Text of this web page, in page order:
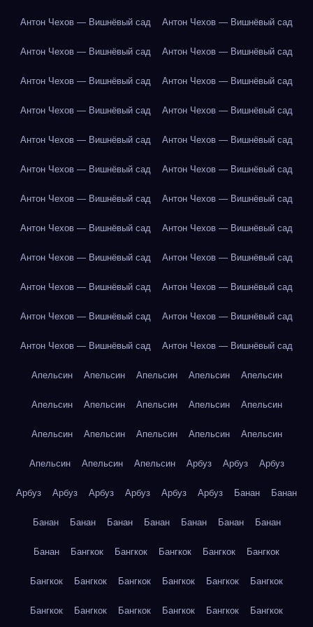
Антон Чехов — Вишнёвый сад Антон Чехов — Вишнёвый сад
Антон Чехов — Вишнёвый сад Антон Чехов — Вишнёвый сад
Антон Чехов — Вишнёвый сад Антон Чехов — Вишнёвый сад
Антон Чехов — Вишнёвый сад Антон Чехов — Вишнёвый сад
Антон Чехов — Вишнёвый сад Антон Чехов — Вишнёвый сад
Антон Чехов — Вишнёвый сад Антон Чехов — Вишнёвый сад
Антон Чехов — Вишнёвый сад Антон Чехов — Вишнёвый сад
Антон Чехов — Вишнёвый сад Антон Чехов — Вишнёвый сад
Антон Чехов — Вишнёвый сад Антон Чехов — Вишнёвый сад
Антон Чехов — Вишнёвый сад Антон Чехов — Вишнёвый сад
Антон Чехов — Вишнёвый сад Антон Чехов — Вишнёвый сад
Антон Чехов — Вишнёвый сад Антон Чехов — Вишнёвый сад
Апельсин Апельсин Апельсин Апельсин Апельсин
Апельсин Апельсин Апельсин Апельсин Апельсин
Апельсин Апельсин Апельсин Апельсин Апельсин
Апельсин Апельсин Апельсин Арбуз Арбуз Арбуз
Арбуз Арбуз Арбуз Арбуз Арбуз Арбуз Банан Банан
Банан Банан Банан Банан Банан Банан Банан
Банан Бангкок Бангкок Бангкок Бангкок Бангкок
Бангкок Бангкок Бангкок Бангкок Бангкок Бангкок
Бангкок Бангкок Бангкок Бангкок Бангкок Бангкок